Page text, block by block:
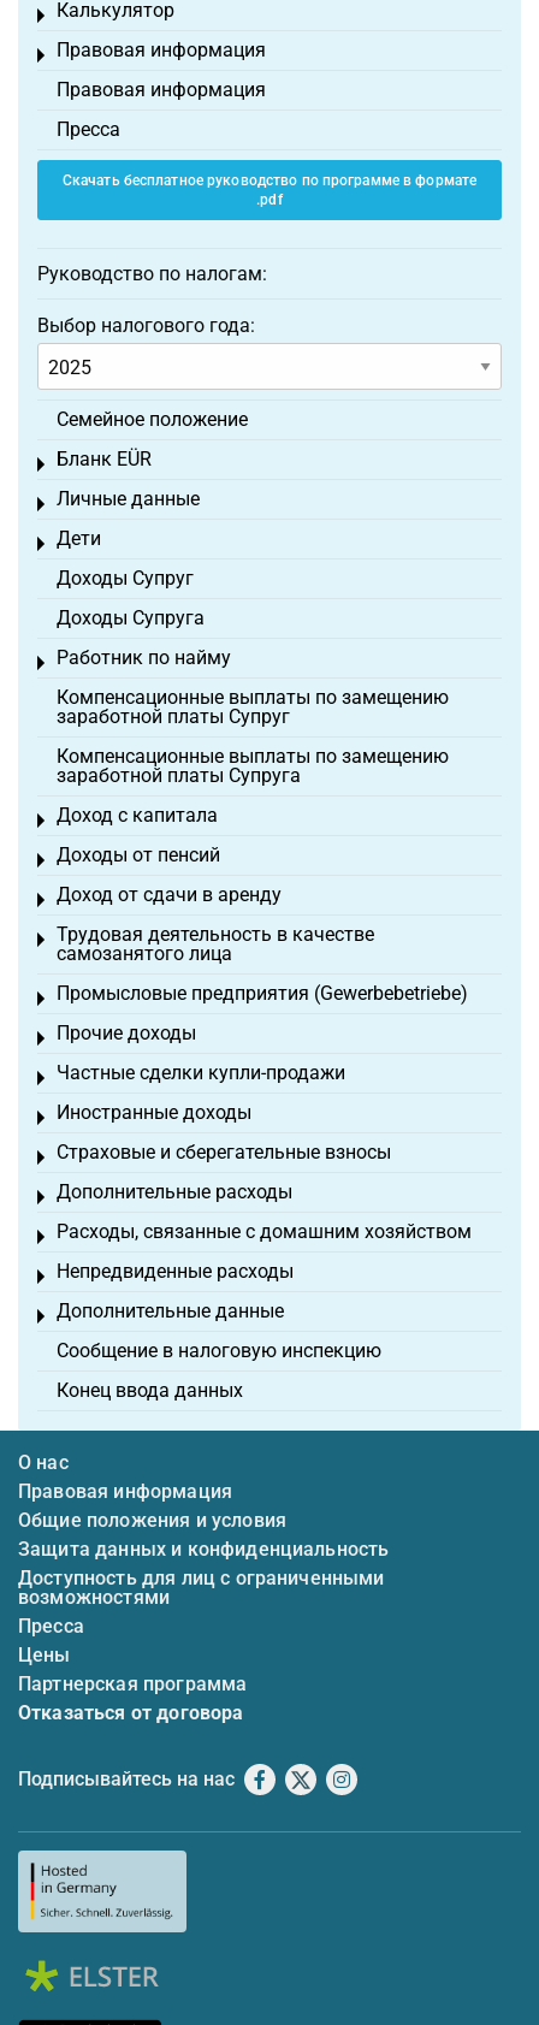
Калькулятор
Toggle menu
Правовая информация
Toggle menu
Правовая информация
Пресса
Скачать бесплатное руководство по программе в формате
.pdf
Руководство по налогам:
Выбор налогового года:
Семейное положение
Бланк EÜR
Toggle menu
Личные данные
Toggle menu
Дети
Toggle menu
Доходы Супруг
Доходы Супруга
Работник по найму
Toggle menu
Компенсационные выплаты по замещению
заработной платы Супруг
Компенсационные выплаты по замещению
заработной платы Супруга
Доход с капитала
Toggle menu
Доходы от пенсий
Toggle menu
Доход от сдачи в аренду
Toggle menu
Трудовая деятельность в качестве
самозанятого лица
Toggle menu
Промысловые предприятия (Gewerbebetriebe)
Toggle menu
Прочие доходы
Toggle menu
Частные сделки купли-продажи
Toggle menu
Иностранные доходы
Toggle menu
Страховые и сберегательные взносы
Toggle menu
Дополнительные расходы
Toggle menu
Расходы, связанные с домашним хозяйством
Toggle menu
Непредвиденные расходы
Toggle menu
Дополнительные данные
Toggle menu
Сообщение в налоговую инспекцию
Конец ввода данных
О нас
Правовая информация
Общие положения и условия
Защита данных и конфиденциальность
Доступность для лиц с ограниченными
возможностями
Пресса
Цены
Партнерская программа
Отказаться от договора
Подписывайтесь на нас Facebook
X Instagram